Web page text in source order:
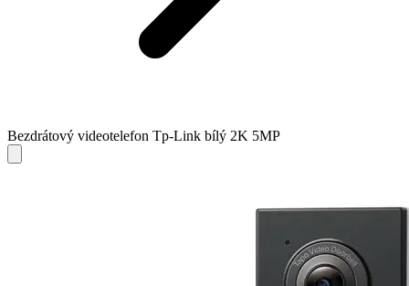
Bezdrátový videotelefon Tp-Link bílý 2K 5MP